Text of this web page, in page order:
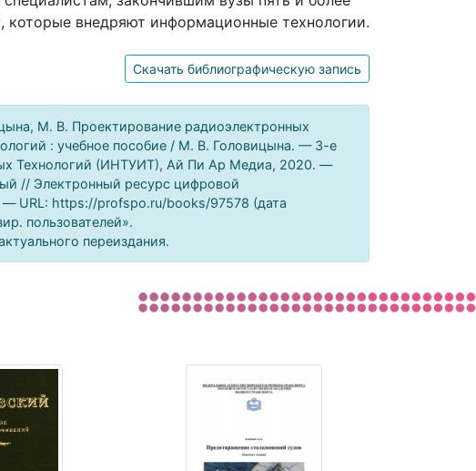
внедряют информационные технологии.
Скачать библиографическую запись
М. В. Проектирование радиоэлектронных
: учебное пособие / М. В. Головицына. — 3-е
Технологий (ИНТУИТ), Ай Пи Ар Медиа, 2020. —
// Электронный ресурс цифровой
— URL: https://profspo.ru/books/97578 (дата
пользователей».
переиздания.